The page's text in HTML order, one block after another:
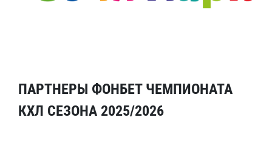
ПАРТНЕРЫ ФОНБЕТ ЧЕМПИОНАТА
КХЛ СЕЗОНА 2025/2026